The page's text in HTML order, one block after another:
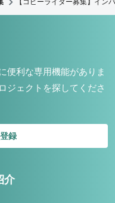
【コピーライター募集】イ
便利な専用機能がありま
ジェクトを探してくださ
録
介